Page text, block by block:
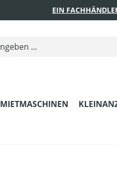
EIN
MIETMASCHINEN